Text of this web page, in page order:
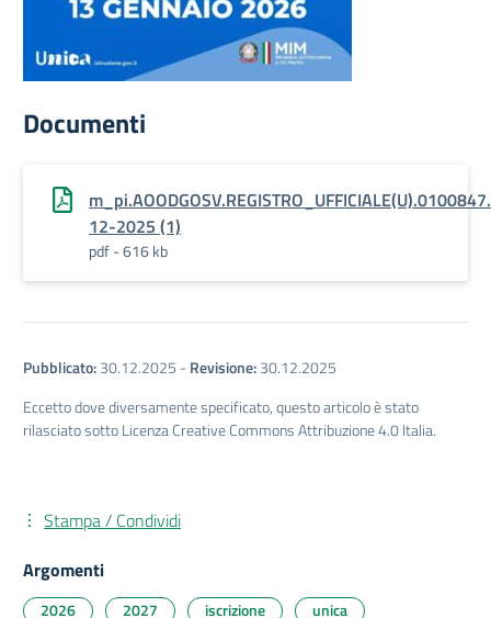
Documenti
12-2025 (1)
pdf - 616 kb
Pubblicato:30.12.2025 -Revisione:30.12.2025
Eccetto dove diversamente specificato, questo articolo è stato
rilasciato sotto Licenza Creative Commons Attribuzione 4.0 Italia.
Stampa / Condividi
Argomenti
2026 2027 iscrizione unica